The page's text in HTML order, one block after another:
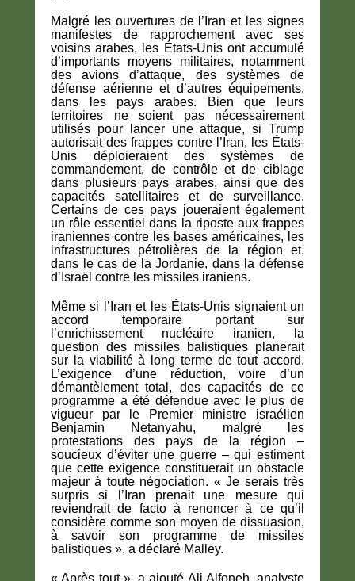
Malgré les ouvertures de l’Iran et les signes
manifestes de rapprochement avec ses
voisins arabes, les États-Unis ont accumulé
d’importants moyens militaires, notamment
des avions d’attaque, des systèmes de
défense aérienne et d’autres équipements,
dans les pays arabes. Bien que leurs
territoires ne soient pas nécessairement
utilisés pour lancer une attaque, si Trump
autorisait des frappes contre l’Iran, les États-
Unis déploieraient des systèmes de
commandement, de contrôle et de ciblage
dans plusieurs pays arabes, ainsi que des
capacités satellitaires et de surveillance.
Certains de ces pays joueraient également
un rôle essentiel dans la riposte aux frappes
iraniennes contre les bases américaines, les
infrastructures pétrolières de la région et,
dans le cas de la Jordanie, dans la défense
d’Israël contre les missiles iraniens.
Même si l’Iran et les États-Unis signaient un
accord temporaire portant sur
l’enrichissement nucléaire iranien, la
question des missiles balistiques planerait
sur la viabilité à long terme de tout accord.
L’exigence d’une réduction, voire d’un
démantèlement total, des capacités de ce
programme a été défendue avec le plus de
vigueur par le Premier ministre israélien
Benjamin Netanyahu, malgré les
protestations des pays de la région –
soucieux d’éviter une guerre – qui estiment
que cette exigence constituerait un obstacle
majeur à toute négociation. « Je serais très
surpris si l’Iran prenait une mesure qui
reviendrait de facto à renoncer à ce qu’il
considère comme son moyen de dissuasion,
à savoir son programme de missiles
balistiques », a déclaré Malley.